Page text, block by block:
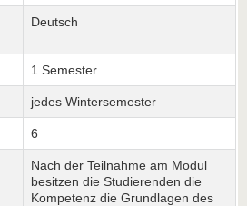
Deutsch
1 Semester
jedes Wintersemester
6
Nach der Teilnahme am Modul
besitzen die Studierenden die
Kompetenz die Grundlagen des